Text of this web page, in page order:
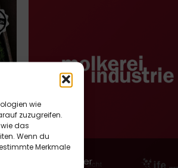
wie
zuzugreifen.
das
Wenn du
Merkmale
Fachbücher